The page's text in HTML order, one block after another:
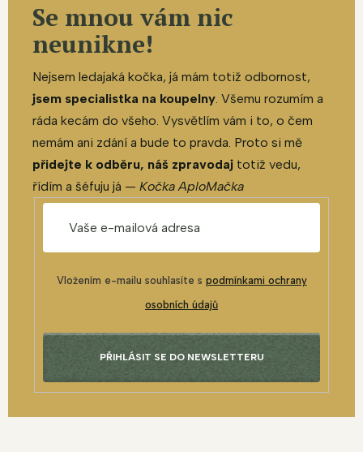
Se mnou vám nic
neunikne!
Nejsem ledajaká kočka, já mám totiž odbornost,
jsem specialistka na koupelny. Všemu rozumím a
ráda kecám do všeho. Vysvětlím vám i to, o čem
nemám ani zdání a bude to pravda. Proto si mě
přidejte k odběru, náš zpravodaj totiž vedu,
řídím a šéfuju já — Kočka AploMačka
Vložením e-mailu souhlasíte s podmínkami ochrany
osobních údajů
PŘIHLÁSIT SE DO NEWSLETTERU